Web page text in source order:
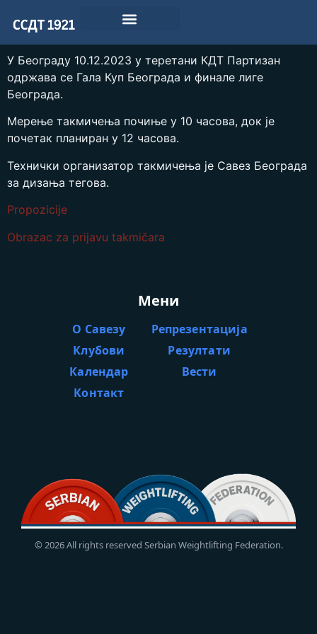
У Београду 10.12.2023 у теретани КДТ Партизан
одржава се Гала Куп Београда и финале лиге
Београда.
Мерење такмичења почиње у 10 часова, док је
почетак планиран у 12 часова.
Технички организатор такмичења је Савез Београда
за дизања тегова.
Propozicije
Obrazac za prijavu takmičara
Мени
О Савезу
Репрезентација
Клубови
Резултати
Календар
Вести
Контакт
© 2026 All rights reserved Serbian Weightlifting Federation.